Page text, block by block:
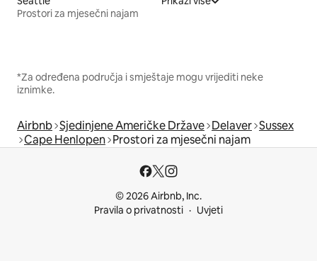
Prostori za mjesečni najam
*Za određena područja i smještaje mogu vrijediti neke
iznimke.
Airbnb Sjedinjene Američke Države Delaver Sussex
Cape Henlopen Prostori za mjesečni najam
© 2026 Airbnb, Inc.
Pravila o privatnosti
Uvjeti